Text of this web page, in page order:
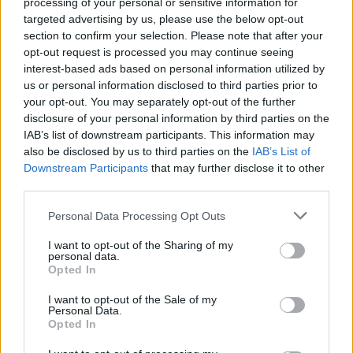
targeted advertising by us, please use the below opt-out
section to confirm your selection. Please note that after your
opt-out request is processed you may continue seeing
interest-based ads based on personal information utilized by
us or personal information disclosed to third parties prior to
your opt-out. You may separately opt-out of the further
disclosure of your personal information by third parties on the
IAB’s list of downstream participants. This information may
also be disclosed by us to third parties on the IAB’s List of
Downstream Participants that may further disclose it to other
Personal Data Processing Opt Outs
I want to opt-out of the Sharing of my
personal data.
Opted In
I want to opt-out of the Sale of my
Personal Data.
Opted In
gjobë
Esim for Global | Esim for Europe